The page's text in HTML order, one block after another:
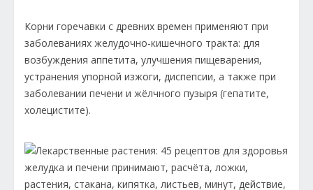
Корни горечавки с древних времен применяют при
заболеваниях желудочно-кишечного тракта: для
возбуждения аппетита, улучшения пищеварения,
устранения упорной изжоги, диспепсии, а также при
заболевании печени и жёлчного пузыря (гепатите,
холецистите).